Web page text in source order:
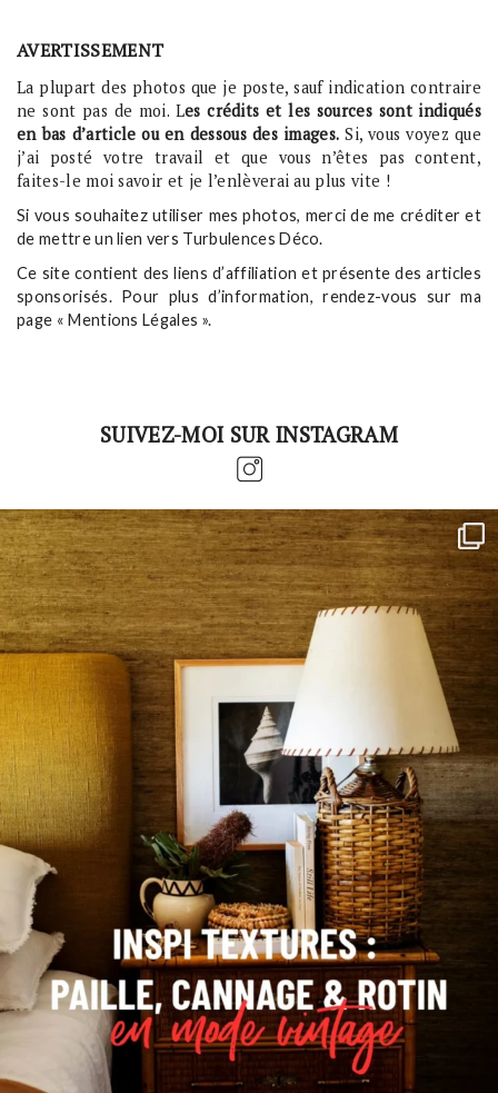
AVERTISSEMENT
La plupart des photos que je poste, sauf indication contraire
ne sont pas de moi. Les crédits et les sources sont indiqués
en bas d’article ou en dessous des images. Si, vous voyez que
j’ai posté votre travail et que vous n’êtes pas content,
faites-le moi savoir et je l’enlèverai au plus vite !
Si vous souhaitez utiliser mes photos, merci de me créditer et
de mettre un lien vers Turbulences Déco.
Ce site contient des liens d’affiliation et présente des articles
sponsorisés. Pour plus d’information, rendez-vous sur ma
page « Mentions Légales ».
SUIVEZ-MOI SUR INSTAGRAM